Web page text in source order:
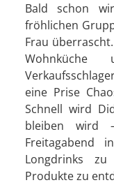
Bald schon
fröhlichen
Frau
eine Prise
Schnell wird
bleiben wird
Freitagabend
Longdrinks
Produkte zu